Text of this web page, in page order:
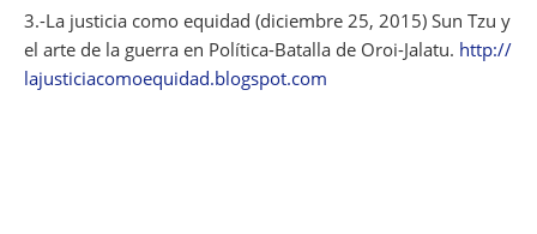
3.-La justicia como equidad (diciembre 25, 2015) Sun Tzu y
el arte de la guerra en Política-Batalla de Oroi-Jalatu. http://
lajusticiacomoequidad.blogspot.com